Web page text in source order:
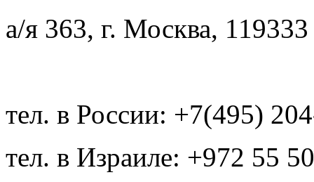
а/я 363, г. Москва, 119333
тел. в России: +7(495)
тел. в Израиле: +972 55